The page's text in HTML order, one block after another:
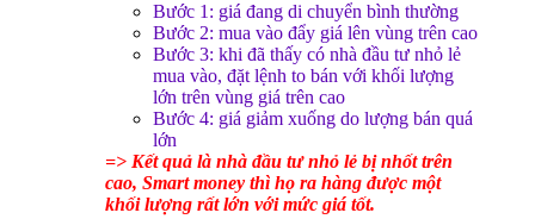
Bước 1: giá đang di chuyển bình thường
Bước 2: mua vào đẩy giá lên vùng trên cao
Bước 3: khi đã thấy có nhà đầu tư nhỏ lẻ
mua vào, đặt lệnh to bán với khối lượng
lớn trên vùng giá trên cao
Bước 4: giá giảm xuống do lượng bán quá
lớn
=> Kết quả là nhà đầu tư nhỏ lẻ bị nhốt trên
cao, Smart money thì họ ra hàng được một
khối lượng rất lớn với mức giá tốt.